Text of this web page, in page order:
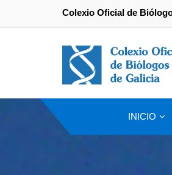
Colexio Oficial de
INICIO